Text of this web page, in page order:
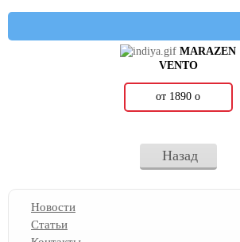
MARAZEN
VENTO
от 1890 о
Назад
Новости
Статьи